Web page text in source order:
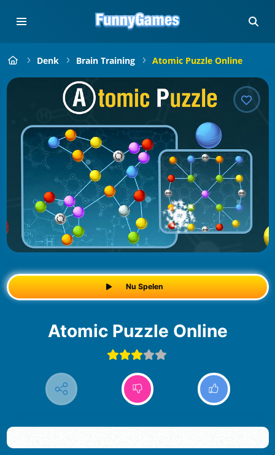
Denk Brain Training Atomic Puzzle Online
Nu Spelen
Atomic Puzzle Online